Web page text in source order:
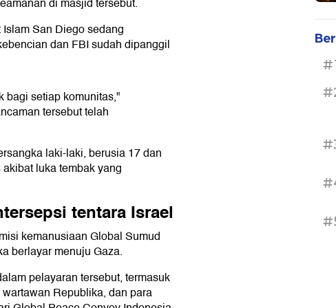
di masjid tersebut.
San Diego sedang
dan FBI sudah dipanggil
bagi setiap komunitas,"
tersebut telah
laki-laki, berusia 17 dan
luka tembak yang
tentara Israel
kemanusiaan Global Sumud
berlayar menuju Gaza.
pelayaran tersebut, termasuk
Republika, dan para